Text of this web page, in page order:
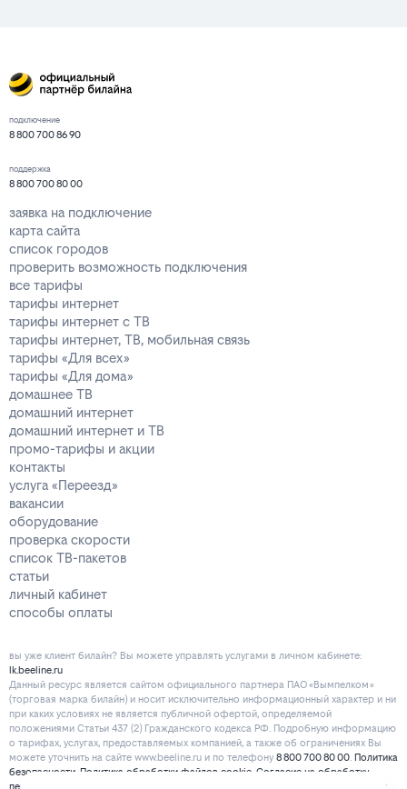
подключение
8 800 700 86 90
поддержка
8 800 700 80 00
заявка на подключение
карта сайта
список городов
проверить возможность подключения
все тарифы
тарифы интернет
тарифы интернет с ТВ
тарифы интернет, ТВ, мобильная связь
тарифы «Для всех»
тарифы «Для дома»
домашнее ТВ
домашний интернет
домашний интернет и ТВ
промо-тарифы и акции
контакты
услуга «Переезд»
вакансии
оборудование
проверка скорости
список ТВ-пакетов
статьи
личный кабинет
способы оплаты
вы уже клиент билайн? Вы можете управлять услугами в личнoм кaбинeтe:
lk.beeline.ru
Данный ресурс является сайтом официального партнера ПАО «Вымпелком»
(торговая марка билайн) и носит исключительно информационный характер и ни
при каких условиях не является публичной офертой, определяемой
положениями Статьи 437 (2) Гражданского кодекса РФ. Подробную информацию
о тарифах, услугах, предоставляемых компанией, а также об ограничениях Вы
можете уточнить на сайте www.beeline.ru и по телефону 8 800 700 80 00. Политика
безопасности Политика обработки файлов cookie Согласие на обработку